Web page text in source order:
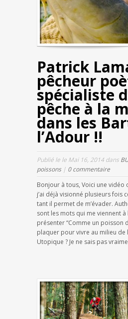
Patrick
pêcheur
spécialiste
pêche à la
dans les
l’Adour !!
Publié le le Mai 16, 2014 dans
poissons| 0 commentaire
Bonjour à tous, Voici une vidéo
j’ai déjà visionné plusieurs fois
tant il permet de m’évader.
sont les mots qui me viennent
présenter “Comme un poisson
plaquer pour vivre au milieu de
Utopique ? Je ne sais pas